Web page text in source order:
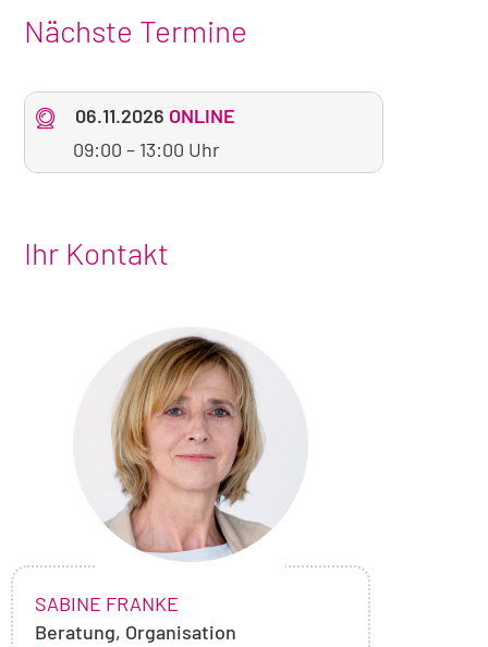
Nächste Termine
06.11.2026 ONLINE
09:00– 13:00 Uhr
Ihr Kontakt
Foto
von
Sabine
Franke
NAME:
SABINE FRANKE
Beratung, Organisation